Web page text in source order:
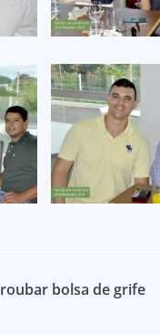
bolsa de grife